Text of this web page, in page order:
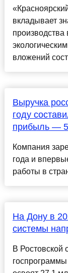
вкладывает
вложений
Выручка
году
прибыль —
Компания
года и
работы в
На Дону в
системы
В Ростовской